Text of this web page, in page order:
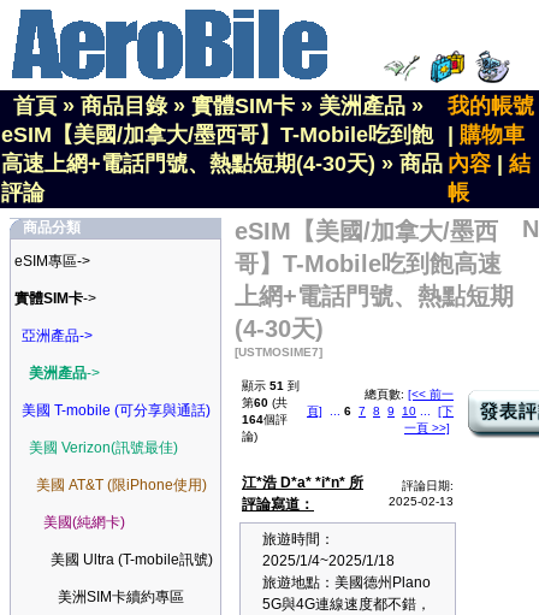
首頁 » 商品目錄» 實體SIM卡 » 美洲產品 »
eSIM【美國/加拿大/墨西哥】T-Mobile吃到飽
高速上網+電話門號、熱點短期(4-30天) » 商品
評論
我的帳號
購物車
內容
結
帳
商品分類
eSIM專區->
實體SIM卡->
亞洲產品->
美洲產品->
美國 T-mobile (可分享與通話)
美國 Verizon(訊號最佳)
美國 AT&T (限iPhone使用)
美國(純網卡)
美國 Ultra (T-mobile訊號)
美洲SIM卡續約專區
eSIM【美國/加拿大/墨西
哥】T-Mobile吃到飽高速
上網+電話門號、熱點短期
(4-30天)
[USTMOSIME7]
顯示 51 到
第60 (共
164個評
論)
總頁數: [<< 前一
頁]
6 7 8 9 10
[下
一頁 >>]
江*浩 D*a* *i*n* 所
評論寫道：
評論日期:
2025-02-13
旅遊時間：
2025/1/4~2025/1/18
旅遊地點：美國德州Plano
5G與4G連線速度都不錯，